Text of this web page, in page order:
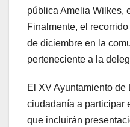
pública Amelia Wilkes,
Finalmente, el
de diciembre en la
perteneciente a la
El XV Ayuntamiento de
ciudadanía a participar
que incluirán